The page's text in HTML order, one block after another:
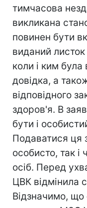
тимчасова
викликана
повинен бути
виданий
коли і ким
довідка, а
відповідного
здоров'я. В
бути і
Подаватися ця
особисто, так і
осіб. Перед
ЦВК відмінила
Відзначимо, що